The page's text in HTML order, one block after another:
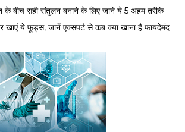
बीच सही संतुलन बनाने के लिए जाने ये 5 अहम तरीके
ये फूड्स, जानें एक्सपर्ट से कब क्या खाना है फायदेमंद